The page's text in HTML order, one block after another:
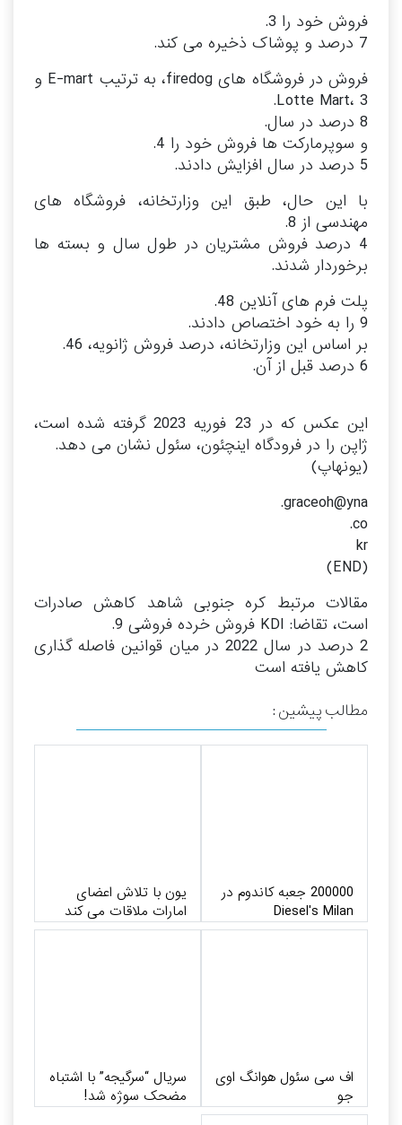
فروش خود را 3.
7 درصد و پوشاک ذخیره می کند.
فروش در فروشگاه های firedog، به ترتیب E-mart و
Lotte Mart، 3.
8 درصد در سال.
و سوپرمارکت ها فروش خود را 4.
5 درصد در سال افزایش دادند.
با این حال، طبق این وزارتخانه، فروشگاه های
مهندسی از 8.
4 درصد فروش مشتریان در طول سال و بسته ها
برخوردار شدند.
پلت فرم های آنلاین 48.
9 را به خود اختصاص دادند.
بر اساس این وزارتخانه، درصد فروش ژانویه، 46.
6 درصد قبل از آن.
این عکس که در 23 فوریه 2023 گرفته شده است،
ژاپن را در فرودگاه اینچئون، سئول نشان می دهد.
(یونهاپ)
graceoh@yna.
co.
kr
(END)
مقالات مرتبط کره جنوبی شاهد کاهش صادرات
است، تقاضا: KDI فروش خرده فروشی 9.
2 درصد در سال 2022 در میان قوانین فاصله گذاری
کاهش یافته است
مطالب پیشین :
200000 جعبه کاندوم در
Diesel's Milan
یون با تلاش اعضای
امارات ملاقات می کند
اف سی سئول هوانگ اوی
جو
سریال “سرگیجه” با اشتباه
مضحک سوژه شد!